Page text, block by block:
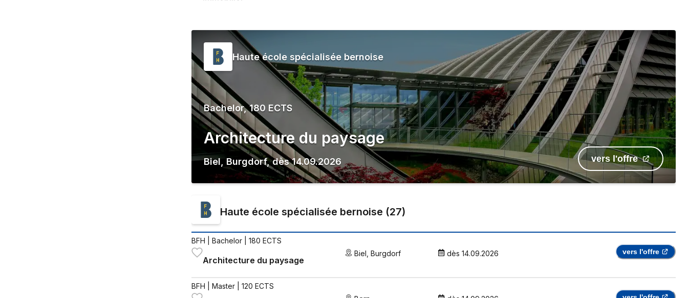
Haute école spécialisée bernoise
Bachelor, 180 ECTS
Architecture du paysage
Biel, Burgdorf,dès 14.09.2026 vers l'offre
Haute école spécialisée bernoise (27)
BFH | Bachelor | 180 ECTS
Architecture du paysage
Biel , Burgdorf dès 14.09.2026 vers l'offre
BFH | Master | 120 ECTS